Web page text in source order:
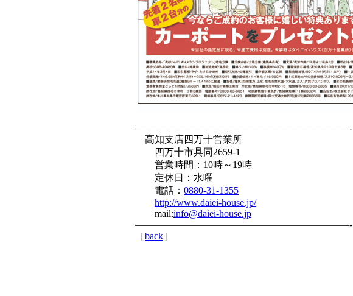
——————————————————————-
高知支店四万十営業所
四万十市具同2659-1
営業時間：10時～19時
定休日：水曜
電話： 0880-31-1355
http://www.daiei-house.jp/
mail:info@daiei-house.jp
——————————————————————-
［back］